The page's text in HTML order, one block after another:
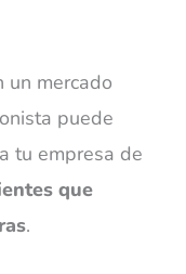
un mercado
puede
tu empresa de
que
.